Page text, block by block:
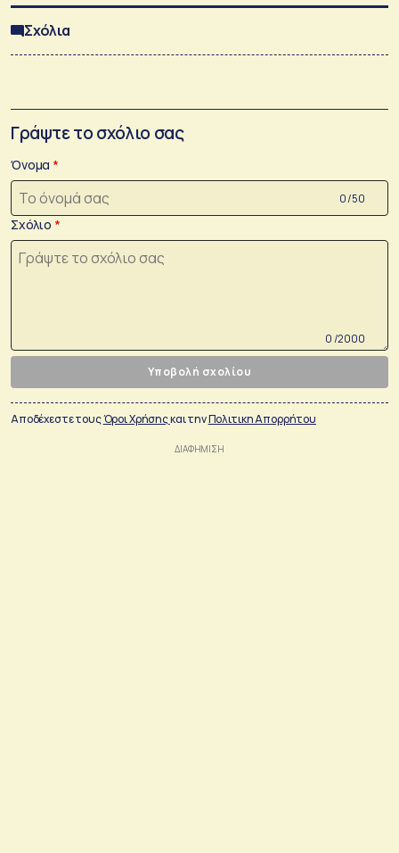
Σχόλια
Γράψτε το σχόλιο σας
Όνομα
0 /50
Σχόλιο
0 /2000
Υποβολή σχολίου
Αποδέχεστε τουςΌροι Χρήσηςκαι τηνΠολιτικη Απορρήτου